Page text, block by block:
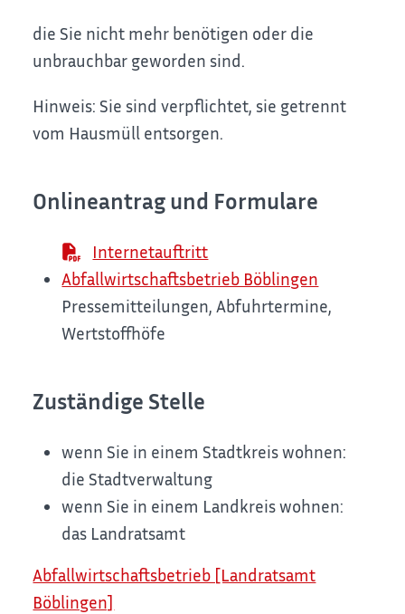
die Sie nicht mehr benötigen oder die
unbrauchbar geworden sind.
Hinweis: Sie sind verpflichtet, sie getrennt
vom Hausmüll entsorgen.
Onlineantrag und Formulare
Internetauftritt
Abfallwirtschaftsbetrieb Böblingen
Pressemitteilungen, Abfuhrtermine,
Wertstoffhöfe
Zuständige Stelle
wenn Sie in einem Stadtkreis wohnen:
die Stadtverwaltung
wenn Sie in einem Landkreis wohnen:
das Landratsamt
Abfallwirtschaftsbetrieb [Landratsamt
Böblingen]